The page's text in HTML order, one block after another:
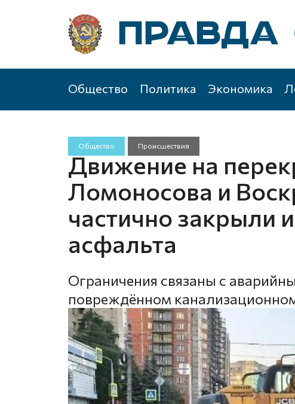
Общество Политика Экономика
Общество Происшествия
Движение на
Ломоносова и
частично закрыли
асфальта
Ограничения связаны с
повреждённом